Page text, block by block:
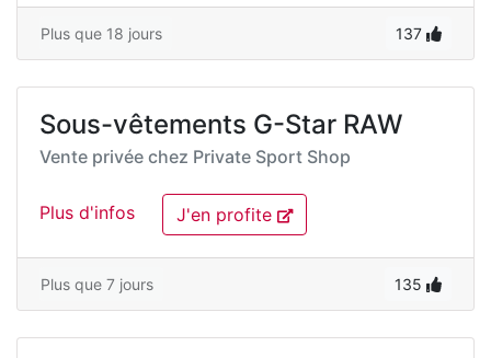
Plus que 18 jours 137
Sous-vêtements G-Star RAW
Vente privée chez Private Sport Shop
Plus d'infos J'en profite
Plus que 7 jours 135